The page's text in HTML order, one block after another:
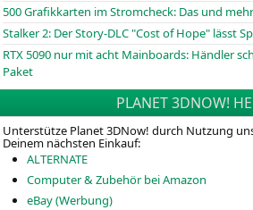
500 Grafikkarten im Stromcheck: Das und
Stalker 2: Der Story-DLC "Cost of Hope" lässt
RTX 5090 nur mit acht Mainboards: Händler
Paket
PLANET 3DNOW!
Unterstütze Planet 3DNow! durch Nutzung
Deinem nächsten Einkauf:
ALTERNATE
Computer & Zubehör bei Amazon
eBay (Werbung)